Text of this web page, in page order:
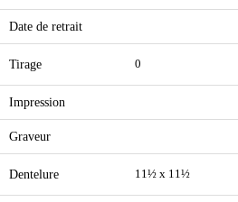
Date de retrait
Tirage 0
Impression
Graveur
Dentelure 11½ x 11½